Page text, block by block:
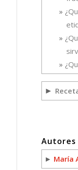
►
Autores
► María